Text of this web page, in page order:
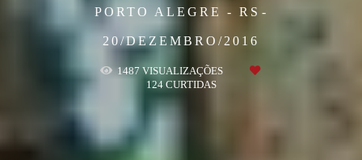
PORTO ALEGRE - RS
20/DEZEMBRO/2016
1487 VISUALIZAÇÕES
124CURTIDAS